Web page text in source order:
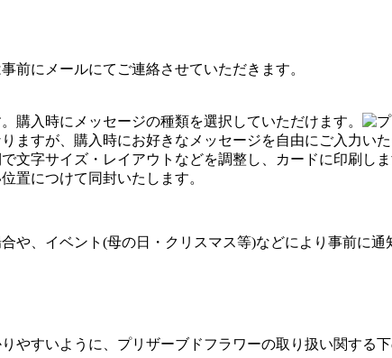
前にメールにてご連絡させていただきます。
購入時にメッセージの種類を選択していただけます。
ますが、購入時にお好きなメッセージを自由にご入力いた
文字サイズ・レイアウトなどを調整し、カードに印刷しま
置につけて同封いたします。
や、イベント(母の日・クリスマス等)などにより事前に
やすいように、プリザーブドフラワーの取り扱い関する